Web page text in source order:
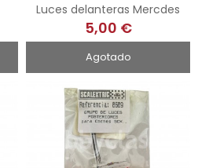
Luces delanteras Mercdes
5,00 €
Agotado